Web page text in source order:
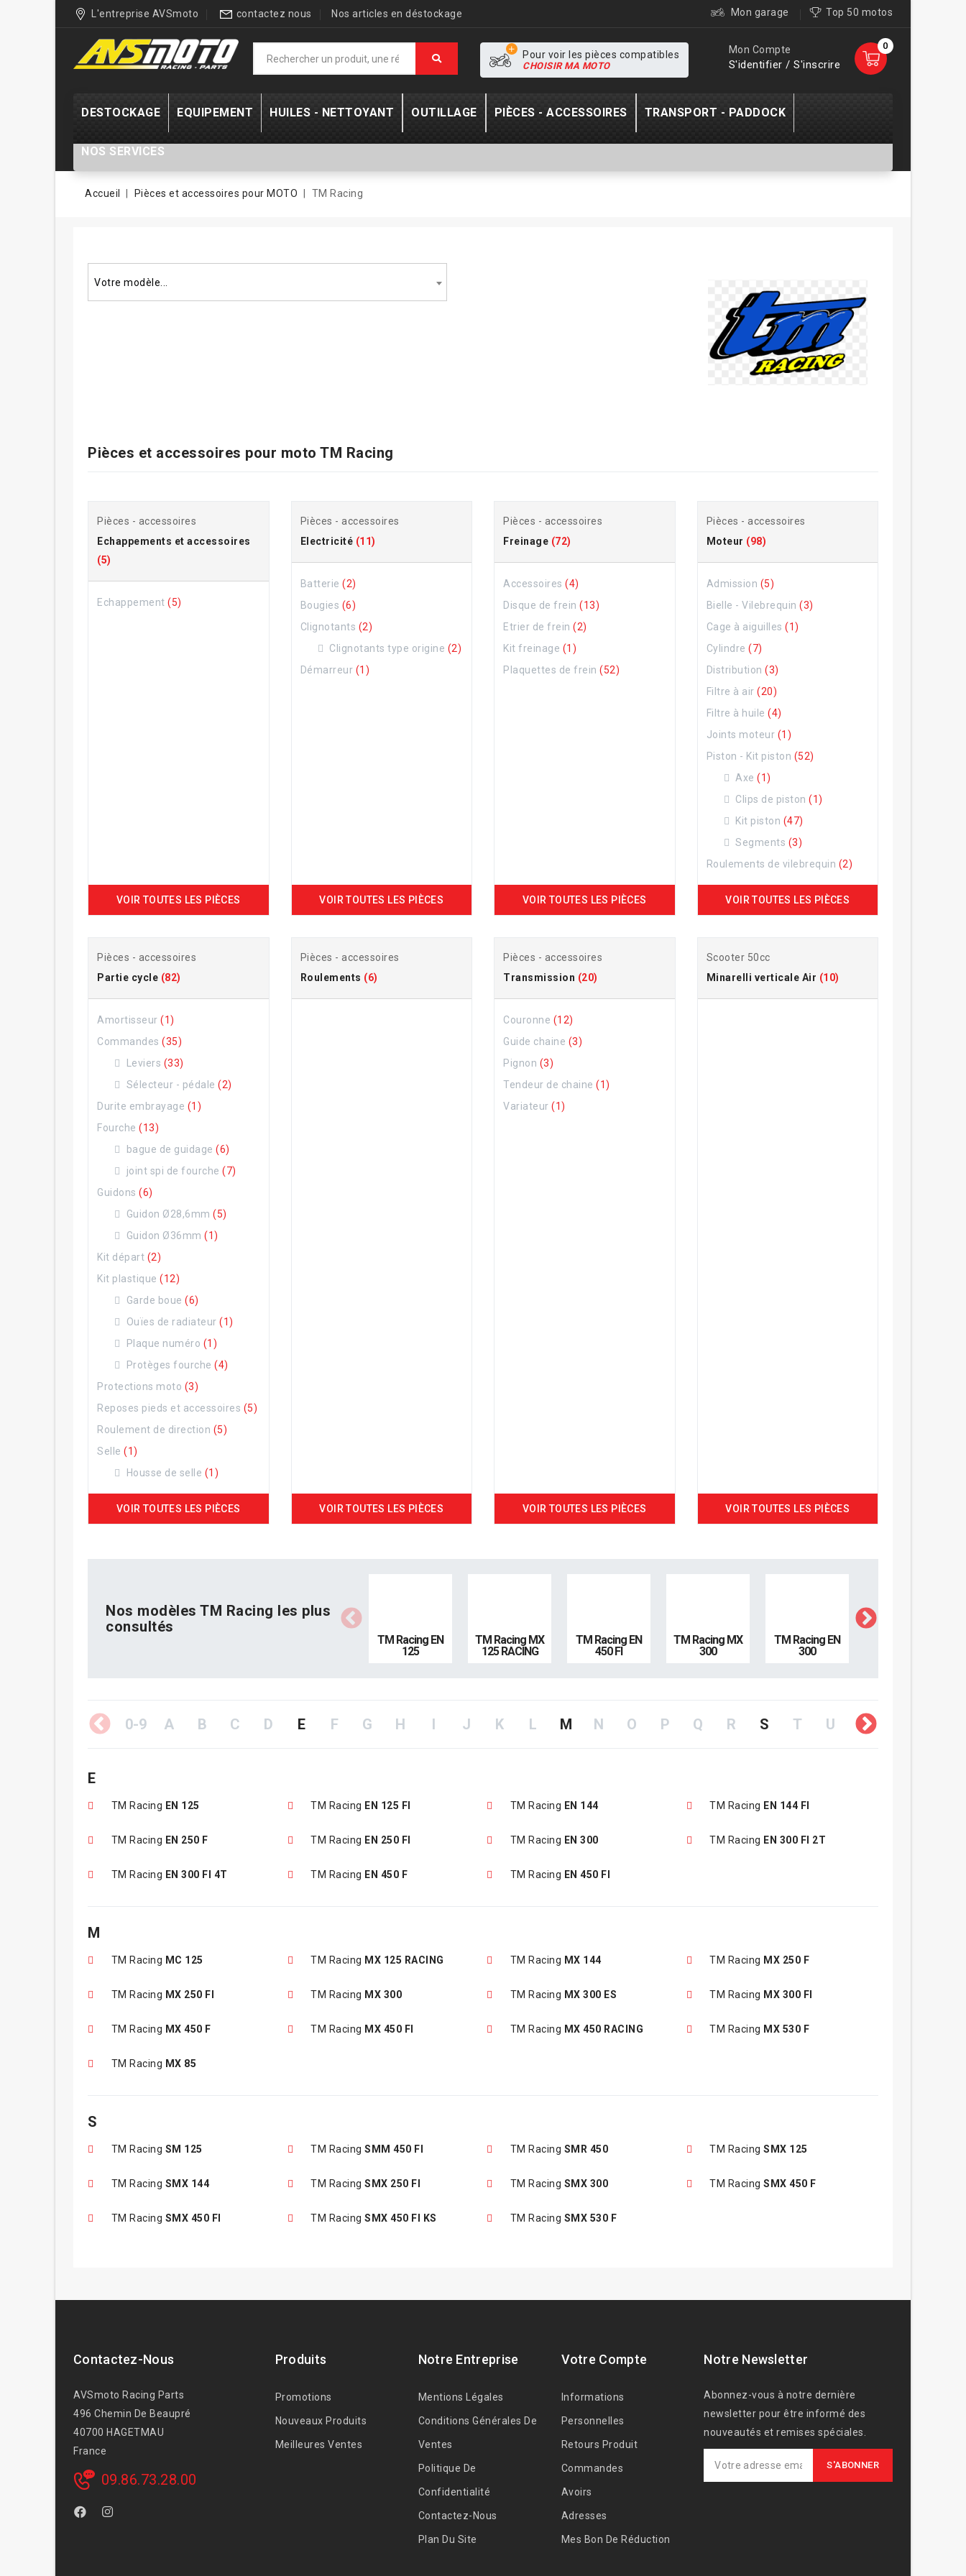
L'entreprise AVSmoto contactez nous Nos articles en déstockage Mon garage Top 50 motos
0
Mon Compte
S'identifier / S'inscrire
Pour voir les pièces compatibles
CHOISIR MA MOTO
DESTOCKAGE EQUIPEMENT HUILES - NETTOYANT OUTILLAGE PIÈCES - ACCESSOIRES TRANSPORT - PADDOCK
NOS SERVICES
Accueil Pièces et accessoires pour MOTO TM Racing
Votre modèle...
Pièces et accessoires pour moto TM Racing
Pièces - accessoires
Echappements et accessoires
(5)
Echappement (5)
VOIR TOUTES LES PIÈCES
Pièces - accessoires
Electricité (11)
Batterie (2)
Bougies (6)
Clignotants (2)
Clignotants type origine (2)
Démarreur (1)
VOIR TOUTES LES PIÈCES
Pièces - accessoires
Freinage (72)
Accessoires (4)
Disque de frein (13)
Etrier de frein (2)
Kit freinage (1)
Plaquettes de frein (52)
VOIR TOUTES LES PIÈCES
Pièces - accessoires
Moteur (98)
Admission (5)
Bielle - Vilebrequin (3)
Cage à aiguilles (1)
Cylindre (7)
Distribution (3)
Filtre à air (20)
Filtre à huile (4)
Joints moteur (1)
Piston - Kit piston (52)
Axe (1)
Clips de piston (1)
Kit piston (47)
Segments (3)
Roulements de vilebrequin (2)
VOIR TOUTES LES PIÈCES
Pièces - accessoires
Partie cycle (82)
Amortisseur (1)
Commandes (35)
Leviers (33)
Sélecteur - pédale (2)
Durite embrayage (1)
Fourche (13)
bague de guidage (6)
joint spi de fourche (7)
Guidons (6)
Guidon Ø28,6mm (5)
Guidon Ø36mm (1)
Kit départ (2)
Kit plastique (12)
Garde boue (6)
Ouïes de radiateur (1)
Plaque numéro (1)
Protèges fourche (4)
Protections moto (3)
Reposes pieds et accessoires (5)
Roulement de direction (5)
Selle (1)
Housse de selle (1)
VOIR TOUTES LES PIÈCES
Pièces - accessoires
Roulements (6)
VOIR TOUTES LES PIÈCES
Pièces - accessoires
Transmission (20)
Couronne (12)
Guide chaine (3)
Pignon (3)
Tendeur de chaine (1)
Variateur (1)
VOIR TOUTES LES PIÈCES
Scooter 50cc
Minarelli verticale Air (10)
VOIR TOUTES LES PIÈCES
Nos modèles TM Racing les plus
consultés
TM Racing EN
125
TM Racing MX
125 RACING
TM Racing EN
450 FI
TM Racing MX
300
TM Racing EN
300
0-9 A B C D E F G H I J K L M N O P Q R S T U V
E
TM Racing EN 125 TM Racing EN 125 FI TM Racing EN 144 TM Racing EN 144 FI
TM Racing EN 250 F TM Racing EN 250 FI TM Racing EN 300 TM Racing EN 300 FI 2T
TM Racing EN 300 FI 4T TM Racing EN 450 F TM Racing EN 450 FI
M
TM Racing MC 125 TM Racing MX 125 RACING TM Racing MX 144 TM Racing MX 250 F
TM Racing MX 250 FI TM Racing MX 300 TM Racing MX 300 ES TM Racing MX 300 FI
TM Racing MX 450 F TM Racing MX 450 FI TM Racing MX 450 RACING TM Racing MX 530 F
TM Racing MX 85
S
TM Racing SM 125 TM Racing SMM 450 FI TM Racing SMR 450 TM Racing SMX 125
TM Racing SMX 144 TM Racing SMX 250 FI TM Racing SMX 300 TM Racing SMX 450 F
TM Racing SMX 450 FI TM Racing SMX 450 FI KS TM Racing SMX 530 F
Contactez-Nous
AVSmoto Racing Parts
496 Chemin De Beaupré
40700 HAGETMAU
France
09.86.73.28.00
Produits
Promotions
Nouveaux Produits
Meilleures Ventes
Notre Entreprise
Mentions Légales
Conditions Générales De
Ventes
Politique De
Confidentialité
Contactez-Nous
Plan Du Site
Votre Compte
Informations
Personnelles
Retours Produit
Commandes
Avoirs
Adresses
Mes Bon De Réduction
Notre Newsletter
Abonnez-vous à notre dernière
newsletter pour être informé des
nouveautés et remises spéciales.